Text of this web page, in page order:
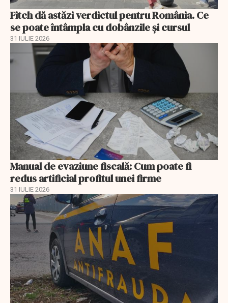
Fitch dă astăzi verdictul pentru România. Ce
se poate întâmpla cu dobânzile și cursul
31 IULIE 2026
Manual de evaziune fiscală: Cum poate fi
redus artificial profitul unei firme
31 IULIE 2026